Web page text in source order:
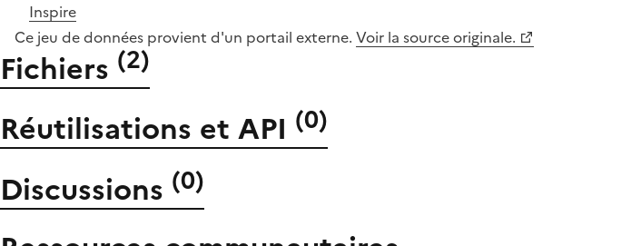
Inspire
Ce jeu de données provient d'un portail externe. Voir la source originale.
Fichiers (2)
Réutilisations et API (0)
Discussions (0)